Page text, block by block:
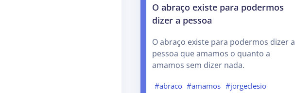
O abraço existe para podermos
dizer a pessoa
O abraço existe para podermos dizer a
pessoa que amamos o quanto a
amamos sem dizer nada.
#abraco #amamos #jorgeclesio